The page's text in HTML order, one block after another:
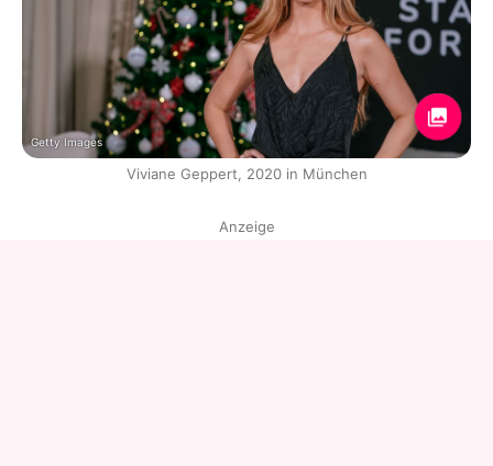
Getty Images
Viviane Geppert, 2020 in München
Anzeige